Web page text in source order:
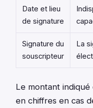
Date et lieu
de signature
Signature du
souscripteur
La
Le montant
en chiffres en cas